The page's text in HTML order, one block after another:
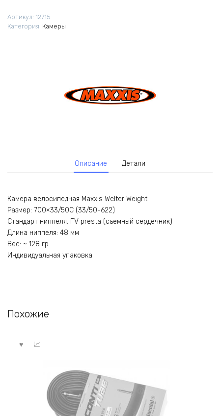
Артикул: 12715
Категория: Камеры
Описание Детали
Камера велосипедная Maxxis Welter Weight
Размер: 700×33/50C (33/50-622)
Стандарт ниппеля: FV presta (съемный сердечник)
Длина ниппеля: 48 мм
Вес: ~ 128 гр
Индивидуальная упаковка
Похожие